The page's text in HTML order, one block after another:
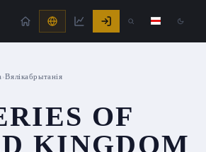
›Вялікабрытанія
OF
KINGDOM